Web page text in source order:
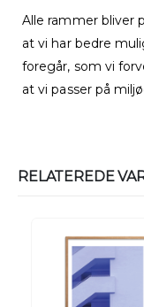
Alle rammer bliver
at vi har bedre
foregår, som vi
at vi passer på
RELATEREDE